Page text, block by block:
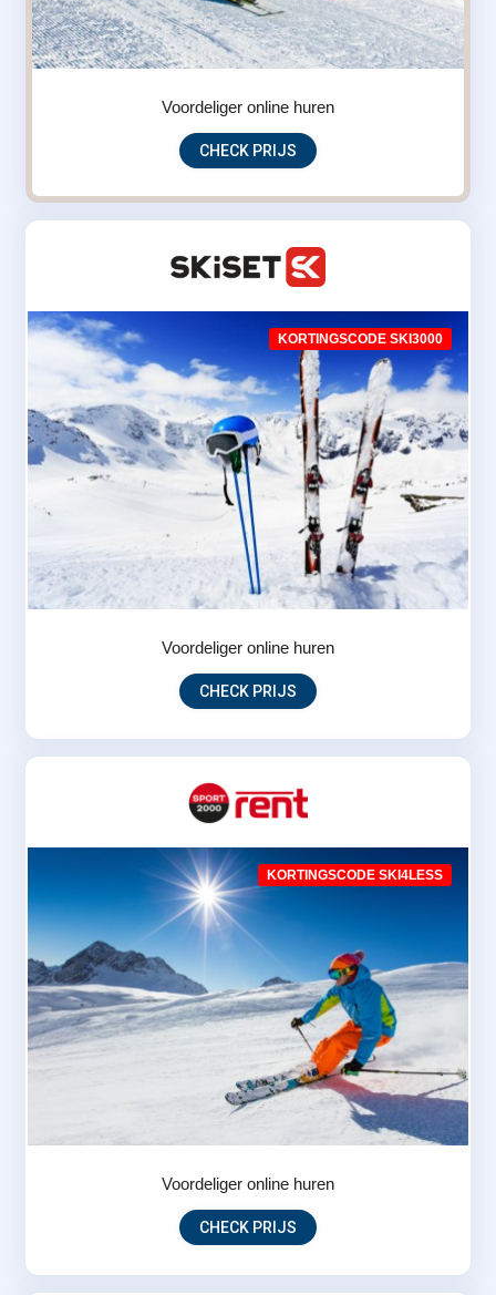
Voordeliger online huren
CHECK PRIJS
KORTINGSCODE SKI3000
Voordeliger online huren
CHECK PRIJS
KORTINGSCODE SKI4LESS
Voordeliger online huren
CHECK PRIJS